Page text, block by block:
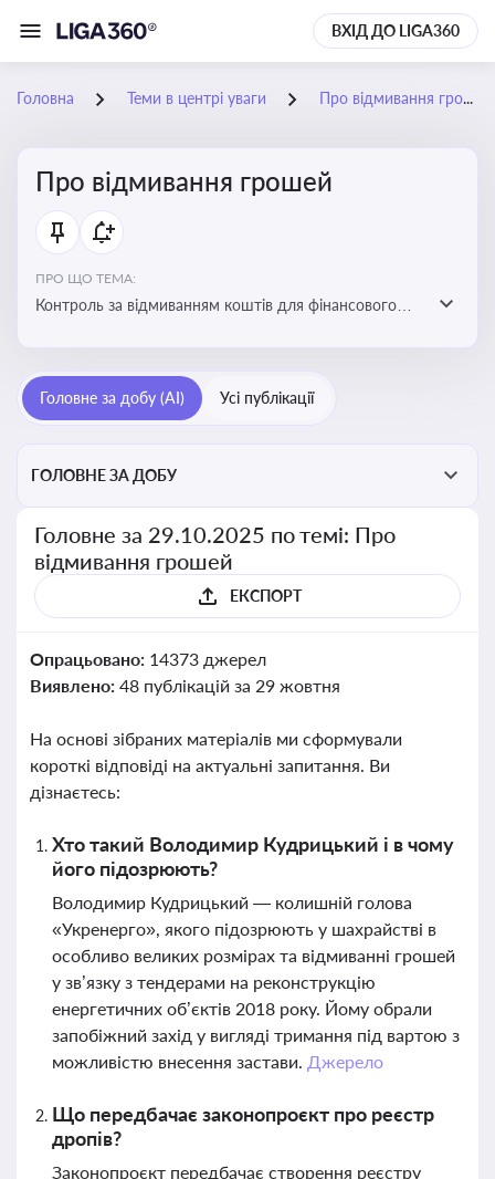
ВХІД ДО LIGA360
Головна Теми в центрі уваги Про відмивання грошей
Про відмивання грошей
ПРО ЩО ТЕМА:
Контроль за відмиванням коштів для фінансового
сплати податків. Вбудовування AML у договори та
Головне за добу (AI) Усі публікації
ГОЛОВНЕ ЗА ДОБУ
Головне за 29.10.2025 по темі: Про
відмивання грошей
ЕКСПОРТ
Опрацьовано: 14373 джерел
Виявлено: 48 публікацій за 29 жовтня
На основі зібраних матеріалів ми сформували
короткі відповіді на актуальні запитання. Ви
дізнаєтесь:
Хто такий Володимир Кудрицький і в чому
його підозрюють?
Володимир Кудрицький — колишній голова
«Укренерго», якого підозрюють у шахрайстві в
особливо великих розмірах та відмиванні грошей
у зв’язку з тендерами на реконструкцію
енергетичних об’єктів 2018 року. Йому обрали
запобіжний захід у вигляді тримання під вартою з
можливістю внесення застави. Джерело
Що передбачає законопроєкт про реєстр
дропів?
Законопроєкт передбачає створення реєстру